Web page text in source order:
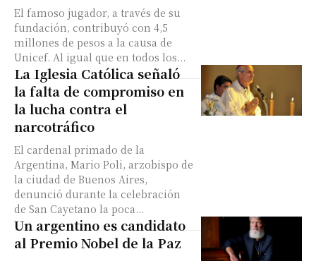
El famoso jugador, a través de su
fundación, contribuyó con 4,5
millones de pesos a la causa de
Unicef. Al igual que en todos los...
La Iglesia Católica señaló
la falta de compromiso en
la lucha contra el
narcotráfico
El cardenal primado de la
Argentina, Mario Poli, arzobispo de
la ciudad de Buenos Aires,
denunció durante la celebración
de San Cayetano la poca...
Un argentino es candidato
al Premio Nobel de la Paz